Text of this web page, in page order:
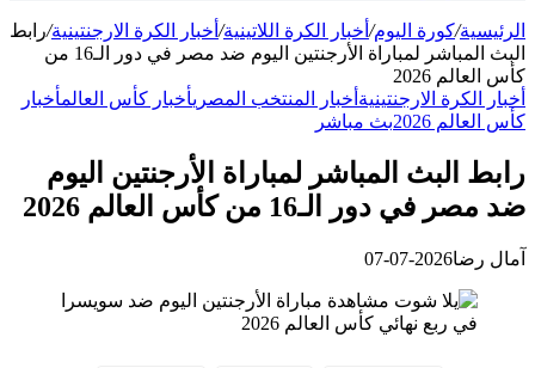
/كورة اليوم/ أخبار الكرة اللاتينية أخبار الكرة الارجنتينية/ رابط
البث المباشر لمباراة الأرجنتين اليوم ضد مصر في دور الـ16 من
2026
الارجنتينيةأخبار المنتخب المصري أخبار كأس العالمأخبار
2026
بث مباشر
المباشر لمباراة الأرجنتين اليوم
الـ16 من كأس العالم 2026
2026-07-07